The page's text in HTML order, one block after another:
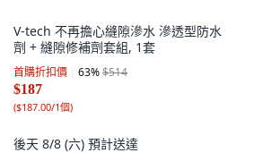
V-tech 不再擔心縫隙滲水 滲透型防水
劑 + 縫隙修補劑套組, 1套
首購折扣價 63%$514
$187
($187.00/1個)
後天 8/8 (六) 預計送達